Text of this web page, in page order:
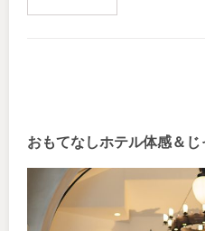
おもてなしホテル体感＆